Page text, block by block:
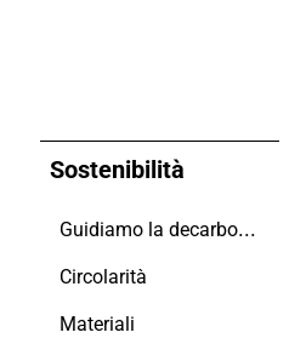
Sostenibilità
Guidiamo la decarbonizzazione
Circolarità
Materiali